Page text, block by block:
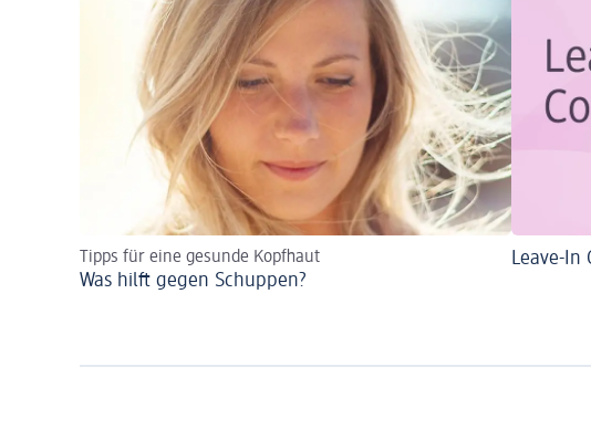
Tipps für eine gesunde Kopfhaut
Was hilft gegen Schuppen?
Leave-In